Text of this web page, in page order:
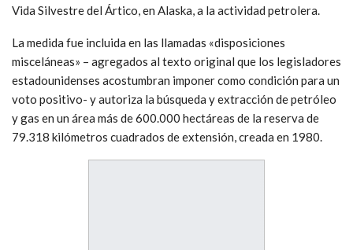
Vida Silvestre del Ártico, en Alaska, a la actividad petrolera.
La medida fue incluida en las llamadas «disposiciones
misceláneas» – agregados al texto original que los legisladores
estadounidenses acostumbran imponer como condición para un
voto positivo- y autoriza la búsqueda y extracción de petróleo
y gas en un área más de 600.000 hectáreas de la reserva de
79.318 kilómetros cuadrados de extensión, creada en 1980.